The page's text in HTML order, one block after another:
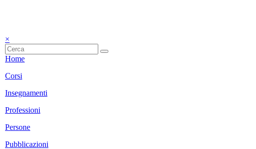
×
Home
Corsi
Insegnamenti
Professioni
Persone
Pubblicazioni